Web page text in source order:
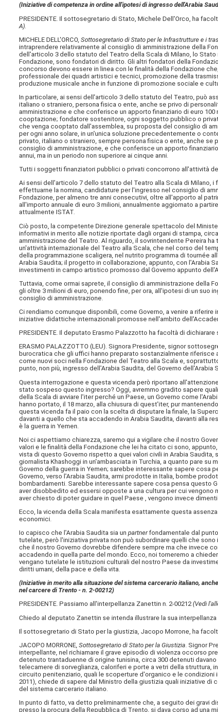
(Iniziative di competenza in ordine all'ipotesi di ingresso dell'Arabia
PRESIDENTE. Il sottosegretario di Stato, Michele Dell'Orco, ha
A)
MICHELE DELL'ORCO, Sottosegretario di Stato per le Infrastrutture e i
intraprendere relativamente al consiglio di amministrazione della
dell'articolo 3 dello statuto del Teatro della Scala di Milano, lo
Fondazione, sono fondatori di diritto. Gli altri fondatori della
concorso devono essere in linea con le finalità della Fondazione
professionale dei quadri artistici e tecnici, promozione della
produzione musicale anche in funzione di promozione sociale e
In particolare, ai sensi dell'articolo 3 dello statuto del Teatro, può
italiano o straniero, persona fisica o ente, anche se privo di
amministrazione e che conferisce un apporto finanziario di euro
cooptazione; fondatore sostenitore, ogni soggetto pubblico o
che venga cooptato dall'assemblea, su proposta del consiglio di
per ogni anno solare, in un'unica soluzione precedentemente o
privato, italiano o straniero, sempre persona fisica o ente, anche
consiglio di amministrazione, e che conferisce un apporto
annui, ma in un periodo non superiore ai cinque anni.
Tutti i soggetti finanziatori pubblici o privati concorrono all'attività
Ai sensi dell'articolo 7 dello statuto del Teatro alla Scala di Milano,
effettuarne la nomina, candidature per l'ingresso nel consiglio di
Fondazione, per almeno tre anni consecutivi, oltre all'apporto al
all'importo annuale di euro 3 milioni, annualmente aggiornato a
attualmente ISTAT.
Ciò posto, la competente Direzione generale spettacolo del
informativi in merito alle notizie riportate dagli organi di stampa,
amministrazione del Teatro. Al riguardo, il sovrintendente Pereira
un'attività internazionale del Teatro alla Scala, che nel corso del
della programmazione scaligera, nel nutrito programma di tournée
Arabia Saudita; il progetto in collaborazione, appunto, con l'Arabia
investimenti in campo artistico promosso dal Governo appunto
Tuttavia, come ormai saprete, il consiglio di amministrazione della
gli oltre 3 milioni di euro, ponendo fine, per ora, all'ipotesi di un suo
consiglio di amministrazione.
Ci rendiamo comunque disponibili, come Governo, a venire a
iniziative didattiche internazionali promosse nell'ambito
PRESIDENTE. Il deputato Erasmo Palazzotto ha facoltà di
ERASMO PALAZZOTTO (LEU). Signora Presidente, signor
burocratica che gli uffici hanno preparato sostanzialmente
come nuovi soci nella Fondazione del Teatro alla Scala e,
punto, non più, ingresso dell'Arabia Saudita, del Governo dell'Arabia
Questa interrogazione e questa vicenda però riportano
stato sospeso questo ingresso? Oggi, avremmo gradito sapere
della Scala di avviare l'iter perché un Paese, un Governo come
hanno portato, il 18 marzo, alla chiusura di quest'iter, pur
questa vicenda fa il paio con la scelta di disputare la finale, la
davanti a quello che sta accadendo in Arabia Saudita, davanti alla
è la guerra in Yemen.
Noi ci aspettiamo chiarezza, saremo qui a vigilare che il nostro
valori e le finalità della Fondazione che lei ha citato ci sono,
vista di questo Governo rispetto a quei valori civili in Arabia
giornalista Khashoggi in un'ambasciata in Turchia, a quanto pare
Governo della guerra in Yemen; sarebbe interessante sapere cosa
Governo, verso l'Arabia Saudita, armi prodotte in Italia, bombe
bombardamenti. Sarebbe interessante sapere cosa pensa questo
aver disobbedito ed essersi opposte a una cultura per cui
aver chiesto di poter guidare in quel Paese , vengono invece
Ecco, la vicenda della Scala manifesta esattamente questa
economici.
Io capisco che l'Arabia Saudita sia unpartnerfondamentale dal
tutelate, però l'iniziativa privata non può subordinare quelli che
che il nostro Governo dovrebbe difendere sempre ma che invece
accadendo in quella parte del mondo. Ecco, noi torneremo a
vengano tutelate le istituzioni culturali del nostro Paese da
diritti umani, della pace e della vita.
(Iniziative in merito alla situazione del sistema carcerario italiano,
nel carcere di Trento - n. 2-00212)
PRESIDENTE. Passiamo all'interpellanza Zanettin n. 2-00212(Vedi
Chiedo al deputato Zanettin se intenda illustrare la sua
Il sottosegretario di Stato per la giustizia, Jacopo Morrone, ha
JACOPO MORRONE, Sottosegretario di Stato per la Giustizia. Signor
interpellante, nel richiamare il grave episodio di violenza occorso
detenuto trantaduenne di origine tunisina, circa 300 detenuti
telecamere di sorveglianza, caloriferi e porte a vetri della
circuito penitenziario, quali le scoperture d'organico e le condizioni
2011), chiede di sapere dal Ministro della giustizia quali iniziative
del sistema carcerario italiano.
In punto di fatto, va detto preliminarmente che, a seguito dei gravi
presso la procura della Repubblica di Trento, si dava corso ad una